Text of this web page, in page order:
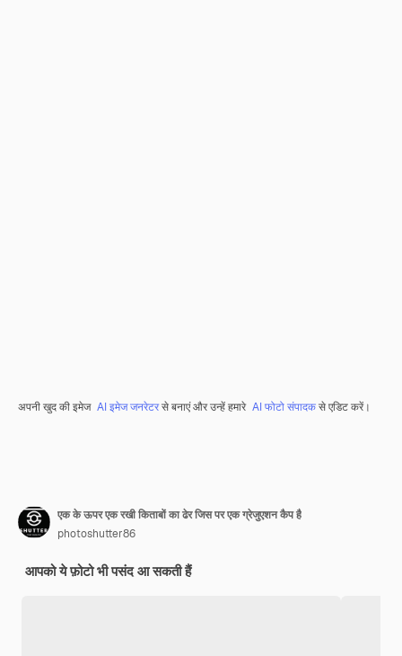
अपनी खुद की इमेज AI इमेज जनरेटरसे बनाएं और उन्हें हमारे AI फोटो संपादकसे एडिट करें।
एक के ऊपर एक रखी किताबों का ढेर जिस पर एक ग्रेजुएशन कैप है
photoshutter86
आपको ये फ़ोटो भी पसंद आ सकती हैं